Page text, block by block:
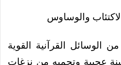
الوسائل القرآنية القوية
عجيبة وتحميه من نزغات